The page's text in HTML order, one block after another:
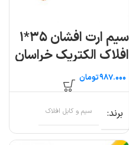
سیم ارت افشان ۳۵*۱
افلاک الکتریک خراسان
تومان
برند سیم و کابل افلاک